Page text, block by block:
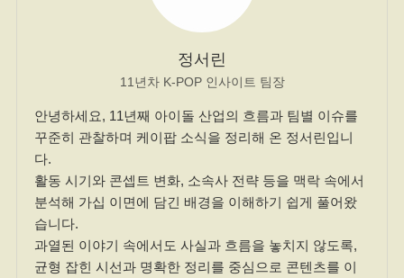
정서린
11년차 K-POP 인사이트 팀장
안녕하세요, 11년째 아이돌 산업의 흐름과 팀별 이슈를
꾸준히 관찰하며 케이팝 소식을 정리해 온 정서린입니
다.
활동 시기와 콘셉트 변화, 소속사 전략 등을 맥락 속에서
분석해 가십 이면에 담긴 배경을 이해하기 쉽게 풀어왔
습니다.
과열된 이야기 속에서도 사실과 흐름을 놓치지 않도록,
균형 잡힌 시선과 명확한 정리를 중심으로 콘텐츠를 이